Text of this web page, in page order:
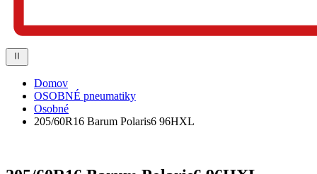
Domov
OSOBNÉ pneumatiky
Osobné
205/60R16 Barum Polaris6 96HXL